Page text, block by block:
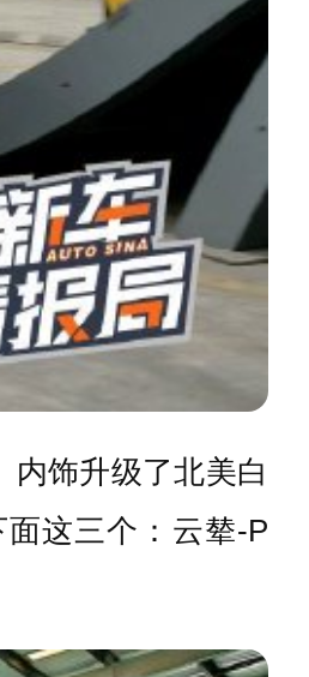
内饰升级了北美白
这三个：云辇-P